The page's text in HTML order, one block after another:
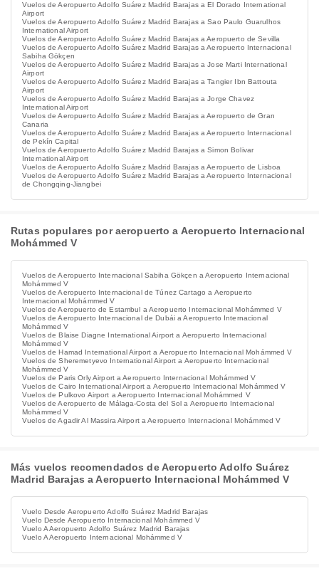
Vuelos de Aeropuerto Adolfo Suárez Madrid Barajas a El Dorado International
Airport
Vuelos de Aeropuerto Adolfo Suárez Madrid Barajas a Sao Paulo Guarulhos
International Airport
Vuelos de Aeropuerto Adolfo Suárez Madrid Barajas a Aeropuerto de Sevilla
Vuelos de Aeropuerto Adolfo Suárez Madrid Barajas a Aeropuerto Internacional
Sabiha Gökçen
Vuelos de Aeropuerto Adolfo Suárez Madrid Barajas a Jose Marti International
Airport
Vuelos de Aeropuerto Adolfo Suárez Madrid Barajas a Tangier Ibn Battouta
Airport
Vuelos de Aeropuerto Adolfo Suárez Madrid Barajas a Jorge Chavez
International Airport
Vuelos de Aeropuerto Adolfo Suárez Madrid Barajas a Aeropuerto de Gran
Canaria
Vuelos de Aeropuerto Adolfo Suárez Madrid Barajas a Aeropuerto Internacional
de Pekín Capital
Vuelos de Aeropuerto Adolfo Suárez Madrid Barajas a Simon Bolivar
International Airport
Vuelos de Aeropuerto Adolfo Suárez Madrid Barajas a Aeropuerto de Lisboa
Vuelos de Aeropuerto Adolfo Suárez Madrid Barajas a Aeropuerto Internacional
de Chongqing-Jiangbei
Rutas populares por aeropuerto a Aeropuerto Internacional
Mohámmed V
Vuelos de Aeropuerto Internacional Sabiha Gökçen a Aeropuerto Internacional
Mohámmed V
Vuelos de Aeropuerto Internacional de Túnez Cartago a Aeropuerto
Internacional Mohámmed V
Vuelos de Aeropuerto de Estambul a Aeropuerto Internacional Mohámmed V
Vuelos de Aeropuerto Internacional de Dubái a Aeropuerto Internacional
Mohámmed V
Vuelos de Blaise Diagne International Airport a Aeropuerto Internacional
Mohámmed V
Vuelos de Hamad International Airport a Aeropuerto Internacional Mohámmed V
Vuelos de Sheremetyevo International Airport a Aeropuerto Internacional
Mohámmed V
Vuelos de Paris Orly Airport a Aeropuerto Internacional Mohámmed V
Vuelos de Cairo International Airport a Aeropuerto Internacional Mohámmed V
Vuelos de Pulkovo Airport a Aeropuerto Internacional Mohámmed V
Vuelos de Aeropuerto de Málaga-Costa del Sol a Aeropuerto Internacional
Mohámmed V
Vuelos de Agadir Al Massira Airport a Aeropuerto Internacional Mohámmed V
Más vuelos recomendados de Aeropuerto Adolfo Suárez
Madrid Barajas a Aeropuerto Internacional Mohámmed V
Vuelo Desde Aeropuerto Adolfo Suárez Madrid Barajas
Vuelo Desde Aeropuerto Internacional Mohámmed V
Vuelo A Aeropuerto Adolfo Suárez Madrid Barajas
Vuelo A Aeropuerto Internacional Mohámmed V